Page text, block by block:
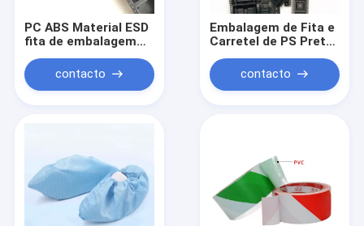
PC ABS Material ESD
fita de embalagem
largura 8mm 12mm
Para capacidade
contacto
Embalagem de Fita e
Carretel de PS Preto
de Baixa Tensão para
Módulo IC
contacto